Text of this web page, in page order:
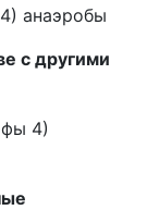
анаэробы
с другими
4)